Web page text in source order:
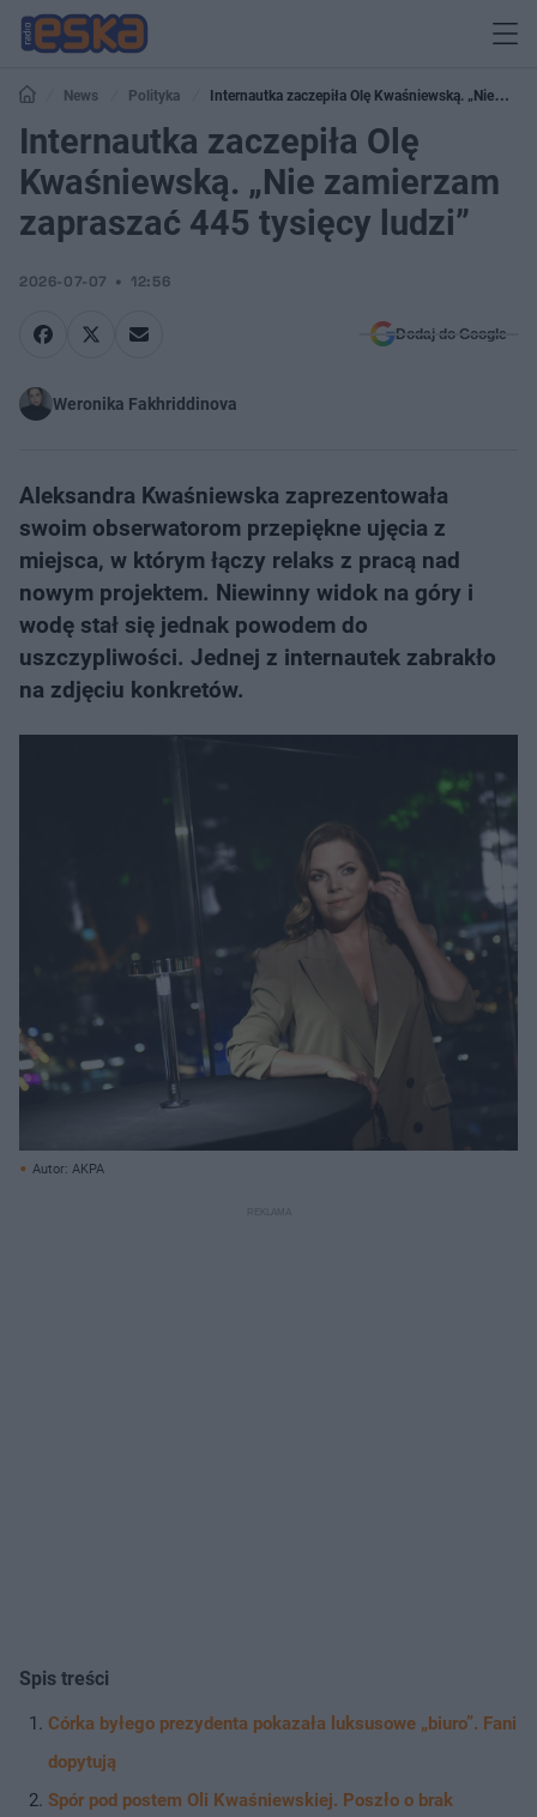
News Polityka
Internautka zaczepiła Olę Kwaśniewską. „Nie
zamierzam zapraszać 445 tysięcy ludzi”
Internautka zaczepiła Olę
Kwaśniewską. „Nie zamierzam
zapraszać 445 tysięcy ludzi”
2026-07-07 12:56
Dodaj do Google
Weronika Fakhriddinova
Aleksandra Kwaśniewska zaprezentowała
swoim obserwatorom przepiękne ujęcia z
miejsca, w którym łączy relaks z pracą nad
nowym projektem. Niewinny widok na góry i
wodę stał się jednak powodem do
uszczypliwości. Jednej z internautek zabrakło
na zdjęciu konkretów.
Autor: AKPA
Spis treści
Córka byłego prezydenta pokazała luksusowe „biuro”. Fani
dopytują
Spór pod postem Oli Kwaśniewskiej. Poszło o brak